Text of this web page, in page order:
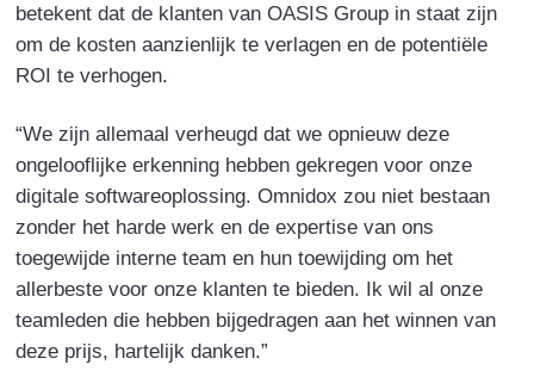
betekent dat de klanten van OASIS Group in staat zijn
om de kosten aanzienlijk te verlagen en de potentiële
ROI te verhogen.
“We zijn allemaal verheugd dat we opnieuw deze
ongelooflijke erkenning hebben gekregen voor onze
digitale softwareoplossing. Omnidox zou niet bestaan
zonder het harde werk en de expertise van ons
toegewijde interne team en hun toewijding om het
allerbeste voor onze klanten te bieden. Ik wil al onze
teamleden die hebben bijgedragen aan het winnen van
deze prijs, hartelijk danken.”